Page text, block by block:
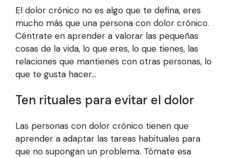
El dolor crónico no es algo que te defina, eres
mucho más que una persona con dolor crónico.
Céntrate en aprender a valorar las pequeñas
cosas de la vida, lo que eres, lo que tienes, las
relaciones que mantienes con otras personas, lo
que te gusta hacer…
Ten rituales para evitar el dolor
Las personas con dolor crónico tienen que
aprender a adaptar las tareas habituales para
que no supongan un problema. Tómate esa